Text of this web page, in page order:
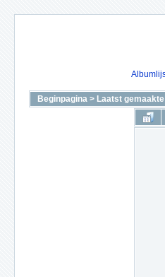
Beginpagina > Laatst